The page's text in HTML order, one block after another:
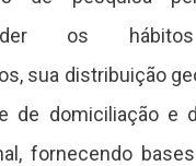
os
sua distribuição
de domiciliação e
fornecendo